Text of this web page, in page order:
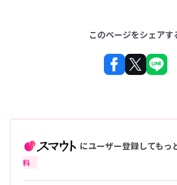
このページをシェアす
にユーザー登録してもっ
料